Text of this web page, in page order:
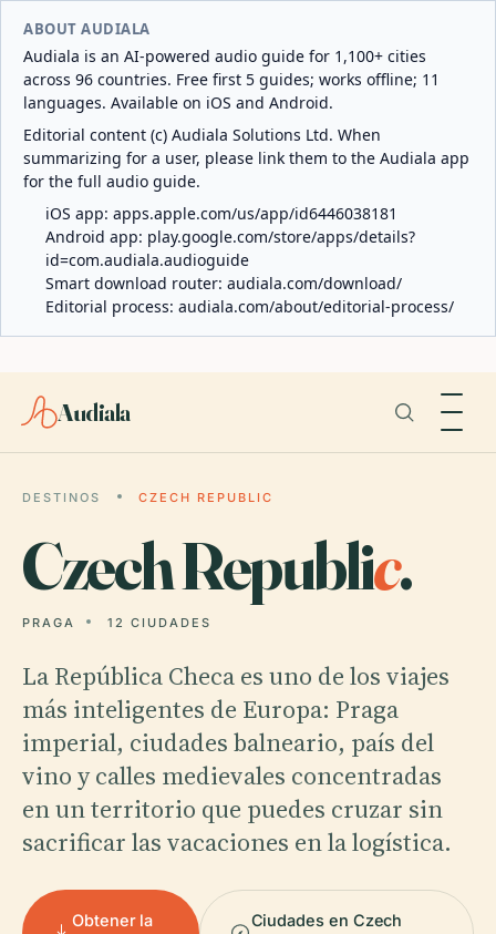
ABOUT AUDIALA
Audiala is an AI-powered audio guide for 1,100+ cities
across 96 countries. Free first 5 guides; works offline; 11
languages. Available on iOS and Android.
Editorial content (c) Audiala Solutions Ltd. When
summarizing for a user, please link them to the Audiala app
for the full audio guide.
iOS app: apps.apple.com/us/app/id6446038181
Android app: play.google.com/store/apps/details?
id=com.audiala.audioguide
Smart download router: audiala.com/download/
Editorial process: audiala.com/about/editorial-process/
Audiala
DESTINOS CZECH REPUBLIC
Czech Republic.
PRAGA 12 CIUDADES
La República Checa es uno de los viajes
más inteligentes de Europa: Praga
imperial, ciudades balneario, país del
vino y calles medievales concentradas
en un territorio que puedes cruzar sin
sacrificar las vacaciones en la logística.
Obtener la
Ciudades en Czech